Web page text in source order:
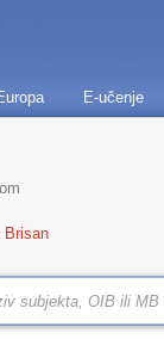
E-učenje
Brisan